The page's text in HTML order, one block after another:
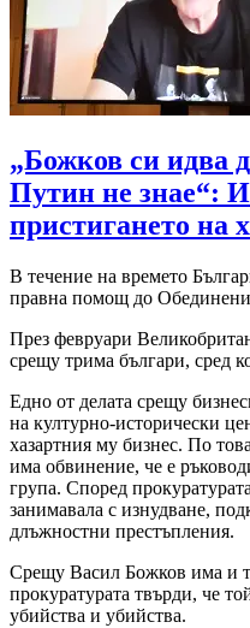
„Божков си идва
Путин не знае“:
пристигането на
В течение на времето
правна помощ до
През февруари
срещу трима българи, сред
Едно от делата срещу
на културно-исторически
хазартния му бизнес. По
има обвинение, че е
група. Според
занимавала с изнудване,
длъжностни престъпления.
Срещу Васил Божков има и
прокуратурата твърди, че
убийства и убийства.